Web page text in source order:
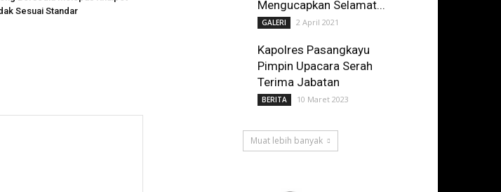
Sesuai Standar
Mengucapkan Selamat...
GALERI 2 April 2021
Kapolres Pasangkayu
Pimpin Upacara Serah
Terima Jabatan
BERITA 10 Maret 2023
Muat lebih banyak